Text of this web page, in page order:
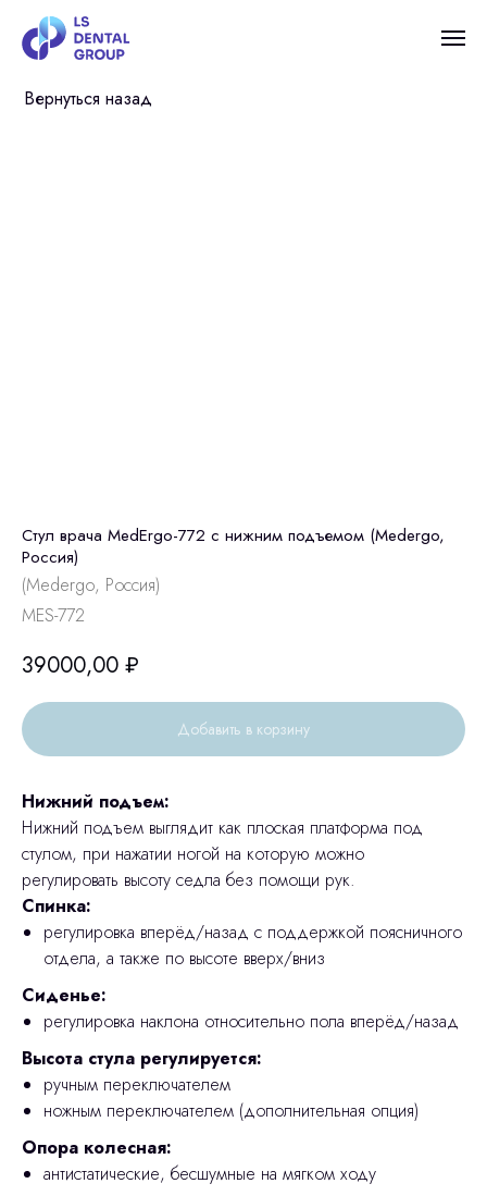
Вернуться назад
Стул врача MedErgo-772 с нижним подъемом (Medergo,
Россия)
(Medergo, Россия)
MES-772
39000,00 ₽
Добавить в корзину
Нижний подъем:
Нижний подъем выглядит как плоская платформа под
стулом, при нажатии ногой на которую можно
регулировать высоту седла без помощи рук.
Спинка:
регулировка вперёд/назад с поддержкой поясничного
отдела, а также по высоте вверх/вниз
Сиденье:
регулировка наклона относительно пола вперёд/назад
Высота стула регулируется:
ручным переключателем
ножным переключателем (дополнительная опция)
Опора колесная:
антистатические, бесшумные на мягком ходу